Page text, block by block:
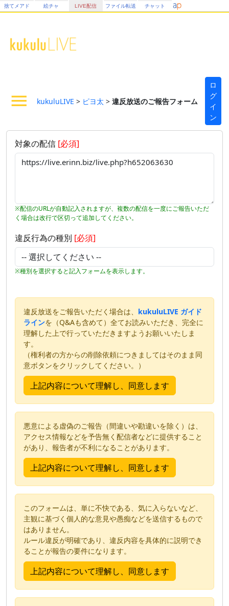
捨てメアド 絵チャ LIVE配信 ファイル転送 チャット
kukuluLIVE > ピヨ太 > 違反放送のご報告フォーム
ロ
グ
イ
ン
対象の配信 [必須]
※配信のURLが自動記入されますが、複数の配信を一度にご報告いただ
く場合は改行で区切って追加してください。
違反行為の種別 [必須]
※種別を選択すると記入フォームを表示します。
違反放送をご報告いただく場合は、 kukuluLIVE ガイド
ラインを（Q&Aも含めて）全てお読みいただき、完全に
理解した上で行っていただきますようお願いいたしま
す。
（権利者の方からの削除依頼につきましてはそのまま同
意ボタンをクリックしてください。）
悪意による虚偽のご報告（間違いや勘違いを除く）は、
アクセス情報などを予告無く配信者などに提供すること
があり、報告者が不利になることがあります。
このフォームは、単に不快である、気に入らないなど、
主観に基づく個人的な意見や愚痴などを送信するもので
はありません。
ルール違反が明確であり、違反内容を具体的に説明でき
ることが報告の要件になります。